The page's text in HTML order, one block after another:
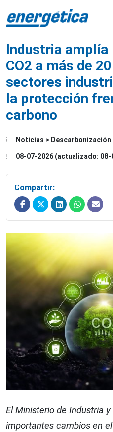
Menu
Menu
Industria amplía
CO2 a más de
sectores
la protección
carbono
Noticias > Descarbonización
08-07-2026 (actualizado: 08-
Compartir:
El Ministerio de Industria
importantes cambios en